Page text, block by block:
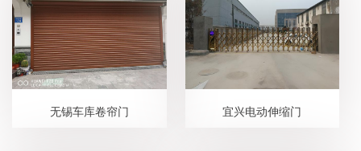
无锡车库卷帘门 宜兴电动伸缩门